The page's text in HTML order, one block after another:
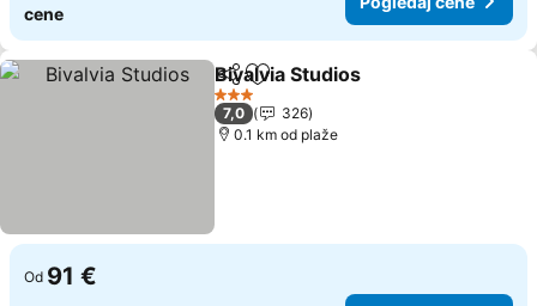
cene
Deli Dodati u favorite
Bivalvia Studios
3 Zvezdice
7,0
326
0.1 km od plaže
Od 91 €